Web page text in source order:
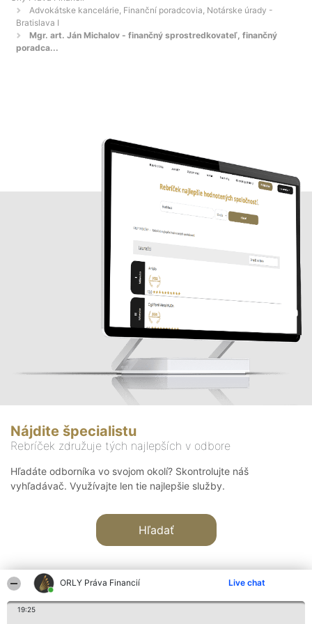
ORLY Práva Financií Live chat
19:25
Advokátske kancelárie, Finanční poradcovia, Notárske úrady -
Bratislava I
Mgr. art. Ján Michalov - finančný sprostredkovateľ, finančný
poradca...
Nájdite špecialistu
Rebríček združuje tých najlepších v odbore
Hľadáte odborníka vo svojom okolí? Skontrolujte náš
vyhľadávač. Využívajte len tie najlepšie služby.
Hľadať